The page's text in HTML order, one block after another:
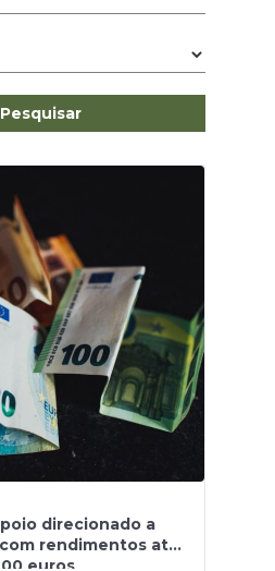
Pesquisar
direcionado a
rendimentos até
euros